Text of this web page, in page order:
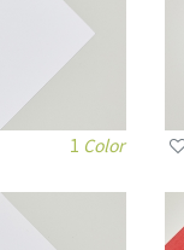
1 Color